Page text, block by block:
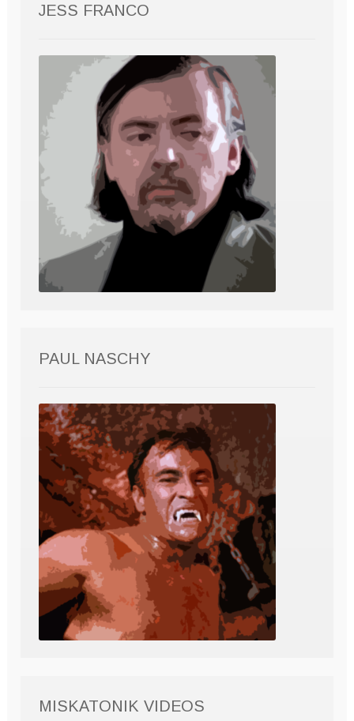
JESS FRANCO
PAUL NASCHY
MISKATONIK VIDEOS